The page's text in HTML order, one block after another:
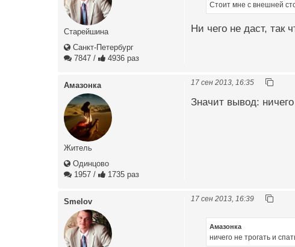
Старейшина
Санкт-Петербург
7847 / 4936 раз
Стоит мне с внешней
Ни чего не даст, так
Амазонка
Житель
Одинцово
1957 / 1735 раз
17 сен 2013, 16:35
Значит вывод:
Smelov 17 сен 2013, 16:39
Амазонка
ничего не трогать и